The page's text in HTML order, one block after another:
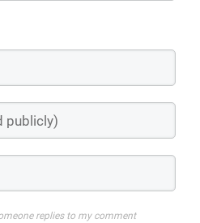
replies to my comment